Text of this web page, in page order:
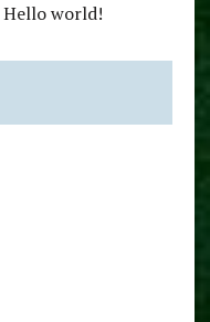
Hello world!